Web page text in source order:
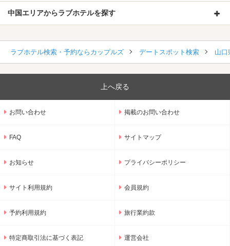
中国エリアからラブホテルを探す
ラブホテル検索・予約ならカップルズ デートスポット検索 山口
上へ戻る
お問い合わせ 掲載のお問い合わせ
FAQ サイトマップ
お知らせ プライバシーポリシー
サイト利用規約 会員規約
予約利用規約 旅行業約款
特定商取引法に基づく表記 運営会社